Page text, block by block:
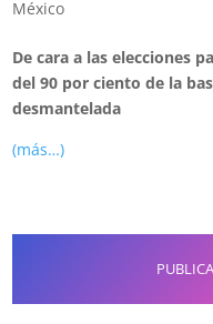
México
De cara a las elecciones
del 90 por ciento de la
desmantelada
(más…)